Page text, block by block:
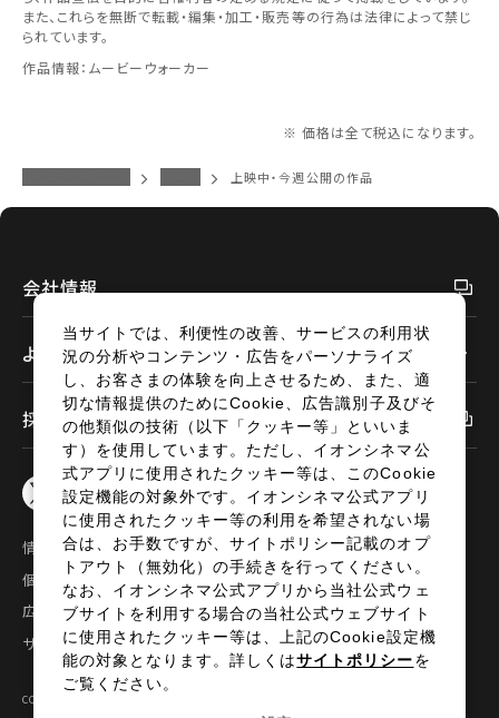
予約を変更する
中国・四国
また、これらを無断で転載・編集・加工・販売等の行為は法律によって禁じ
られています。
作品情報：ムービーウォーカー
※ 価格は全て税込になります。
上映中・今週公開の作品
会社情報
よくあるご質問
採用情報
情報セキュリティ
サイトポリシー
個人情報の取扱い
お問い合わせ
広告掲載
特定商取引法に基づく表示
サイトマップ
COPYRIGHT©2024 AEON ENTERTAINMENT CO.,LTD ALL RIGHTS RESERVED.
当サイトでは、利便性の改善、サービスの利用状
況の分析やコンテンツ・広告をパーソナライズ
し、お客さまの体験を向上させるため、また、適
切な情報提供のためにCookie、広告識別子及びそ
の他類似の技術（以下「クッキー等」といいま
す）を使用しています。ただし、イオンシネマ公
式アプリに使用されたクッキー等は、このCookie
設定機能の対象外です。イオンシネマ公式アプリ
に使用されたクッキー等の利用を希望されない場
合は、お手数ですが、サイトポリシー記載のオプ
トアウト（無効化）の手続きを行ってください。
なお、イオンシネマ公式アプリから当社公式ウェ
ブサイトを利用する場合の当社公式ウェブサイト
に使用されたクッキー等は、上記のCookie設定機
能の対象となります。詳しくはサイトポリシーを
ご覧ください。